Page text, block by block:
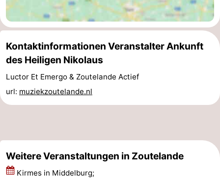
Zentren
Dörfer
Städte
Führungen
Sport
-
Wandern
-
Kontaktinformationen Veranstalter Ankunft
des Heiligen Nikolaus
Luctor Et Emergo & Zoutelande Actief
url: muziekzoutelande.nl
Weitere Veranstaltungen in Zoutelande
Kirmes in Middelburg;